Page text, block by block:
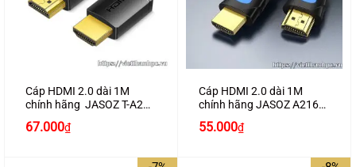
Cáp HDMI 2.0 dài 1M
chính hãng JASOZ T-A279
Giá
67.000₫Giá
hiện
Cáp HDMI 2.0 dài 1M
chính hãng JASOZ A216
55.000₫